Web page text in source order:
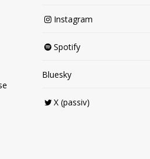
Instagram
Spotify
Bluesky
X (passiv)